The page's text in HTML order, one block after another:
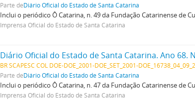
Parte deDiário Oficial do Estado de Santa Catarina
Inclui o periódico Ô Catarina, n. 49 da Fundação Catarinense de
Imprensa Oficial do Estado de Santa Catarina
Diário Oficial do Estado de Santa Catarina. Ano 68.
BR SCAPESC COL DOE-DOE_2001-DOE_SET_2001-
Parte deDiário Oficial do Estado de Santa Catarina
Inclui o periódico Ô Catarina, n. 47 da Fundação Catarinense de
Imprensa Oficial do Estado de Santa Catarina